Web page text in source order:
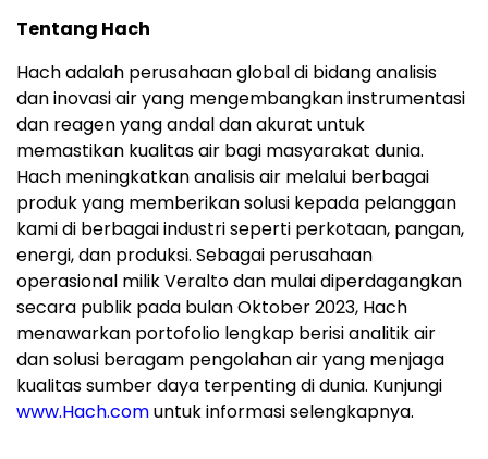
Tentang Hach
Hach adalah perusahaan global di bidang analisis
dan inovasi air yang mengembangkan instrumentasi
dan reagen yang andal dan akurat untuk
memastikan kualitas air bagi masyarakat dunia.
Hach meningkatkan analisis air melalui berbagai
produk yang memberikan solusi kepada pelanggan
kami di berbagai industri seperti perkotaan, pangan,
energi, dan produksi. Sebagai perusahaan
operasional milik Veralto dan mulai diperdagangkan
secara publik pada bulan Oktober 2023, Hach
menawarkan portofolio lengkap berisi analitik air
dan solusi beragam pengolahan air yang menjaga
kualitas sumber daya terpenting di dunia. Kunjungi
www.Hach.comuntuk informasi selengkapnya.